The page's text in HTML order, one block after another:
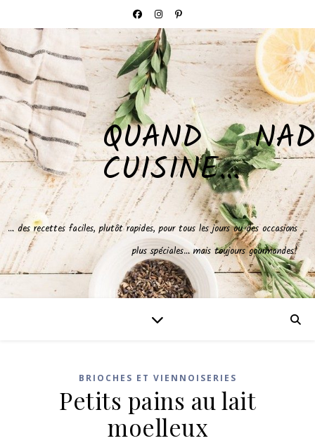
QUAND NAD
CUISINE…
… des recettes faciles, plutôt rapides, pour tous les jours ou des occasions
plus spéciales… mais toujours gourmandes!
BRIOCHES ET VIENNOISERIES
Petits pains au lait
moelleux